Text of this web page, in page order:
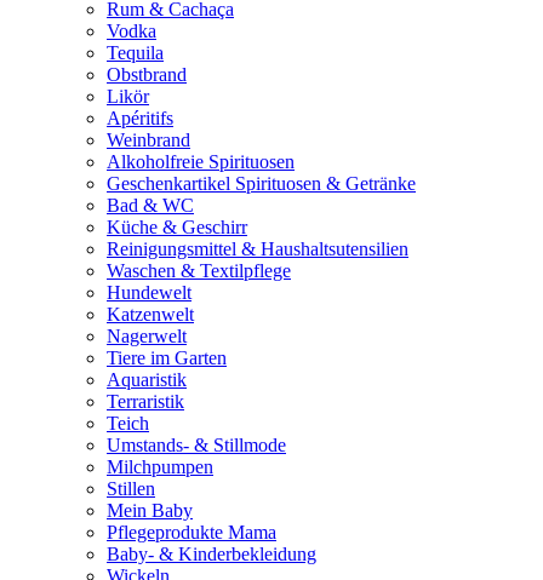
Rum & Cachaça
Vodka
Tequila
Obstbrand
Likör
Apéritifs
Weinbrand
Alkoholfreie Spirituosen
Geschenkartikel Spirituosen & Getränke
Bad & WC
Küche & Geschirr
Reinigungsmittel & Haushaltsutensilien
Waschen & Textilpflege
Hundewelt
Katzenwelt
Nagerwelt
Tiere im Garten
Aquaristik
Terraristik
Teich
Umstands- & Stillmode
Milchpumpen
Stillen
Mein Baby
Pflegeprodukte Mama
Baby- & Kinderbekleidung
Wickeln